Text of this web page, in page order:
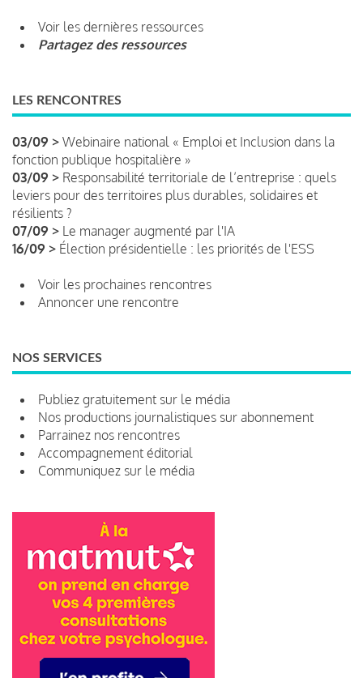
Voir les dernières ressources
Partagez des ressources
LES RENCONTRES
03/09 > Webinaire national « Emploi et Inclusion dans la
fonction publique hospitalière »
03/09 > Responsabilité territoriale de l’entreprise : quels
leviers pour des territoires plus durables, solidaires et
résilients ?
07/09 > Le manager augmenté par l'IA
16/09 > Élection présidentielle : les priorités de l'ESS
Voir les prochaines rencontres
Annoncer une rencontre
NOS SERVICES
Publiez gratuitement sur le média
Nos productions journalistiques sur abonnement
Parrainez nos rencontres
Accompagnement éditorial
Communiquez sur le média